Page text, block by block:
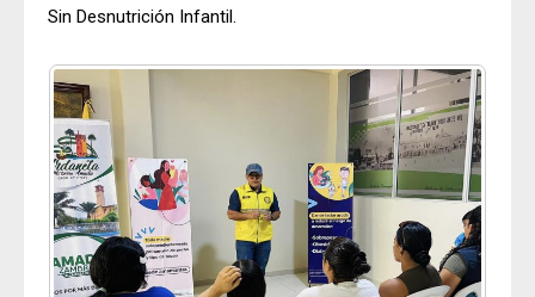
Sin Desnutrición Infantil.